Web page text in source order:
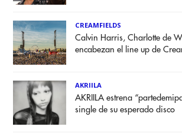
CREAMFIELDS
Calvin Harris, Charlotte de
encabezan el line up de
AKRIILA
AKRIILA estrena
single de su esperado disco